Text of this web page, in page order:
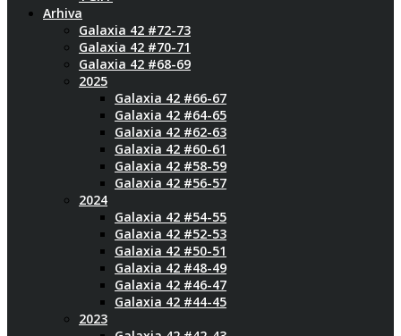
Arhiva
Galaxia 42 #72-73
Galaxia 42 #70-71
Galaxia 42 #68-69
2025
Galaxia 42 #66-67
Galaxia 42 #64-65
Galaxia 42 #62-63
Galaxia 42 #60-61
Galaxia 42 #58-59
Galaxia 42 #56-57
2024
Galaxia 42 #54-55
Galaxia 42 #52-53
Galaxia 42 #50-51
Galaxia 42 #48-49
Galaxia 42 #46-47
Galaxia 42 #44-45
2023